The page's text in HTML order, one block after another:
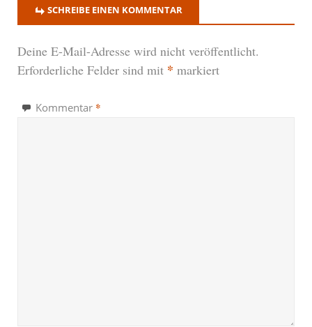
SCHREIBE EINEN KOMMENTAR
Deine E-Mail-Adresse wird nicht veröffentlicht.
Erforderliche Felder sind mit * markiert
Kommentar *